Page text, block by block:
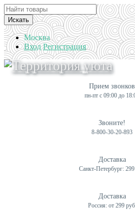
Искать
Москва
Вход Регистрация
Прием звонков
пн-пт с 09:00 до
Звоните!
8-800-30-20-893
Доставка
Санкт-Петербург:
Доставка
Россия: от 299